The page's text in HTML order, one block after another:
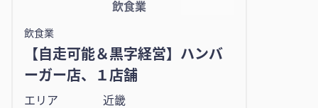
飲食業
飲食業
【自走可能＆黒字経営】ハンバ
ーガー店、１店舗
エリア
近畿